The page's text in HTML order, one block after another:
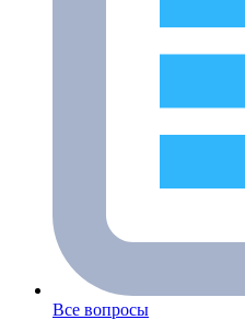
Все вопросы